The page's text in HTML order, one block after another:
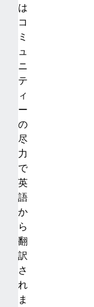
は
コ
ミ
ュ
ニ
テ
ィ
ー
の
尽
力
で
英
語
か
ら
翻
訳
さ
れ
ま